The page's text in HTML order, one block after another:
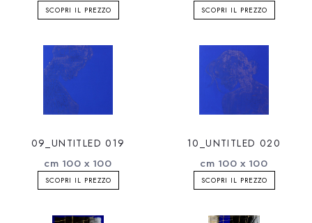
SCOPRI IL PREZZO SCOPRI IL PREZZO
09_UNTITLED 019
cm 100 x 100
SCOPRI IL PREZZO
10_UNTITLED 020
cm 100 x 100
SCOPRI IL PREZZO